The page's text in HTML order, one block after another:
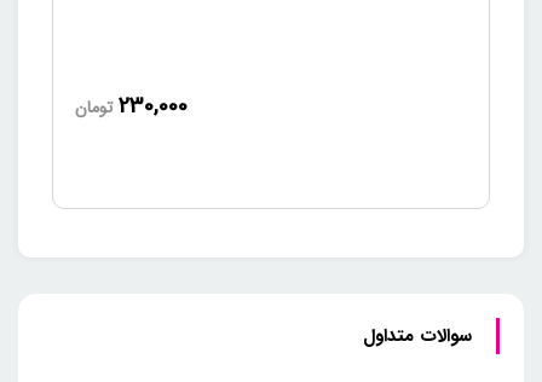
230,000 تومان
سوالات متداول